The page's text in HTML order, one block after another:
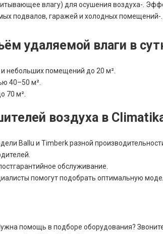
влагу) для осушения воздуха-.
подвалов, гаражей и холодных
удаляемой влаги в
небольших помещений до 20 м².
40–50 м².
70 м².
воздуха в
Ballu и Timberk разной
обслуживание.
помогут подобрать оптимальную
помощь в подборе оборудования?